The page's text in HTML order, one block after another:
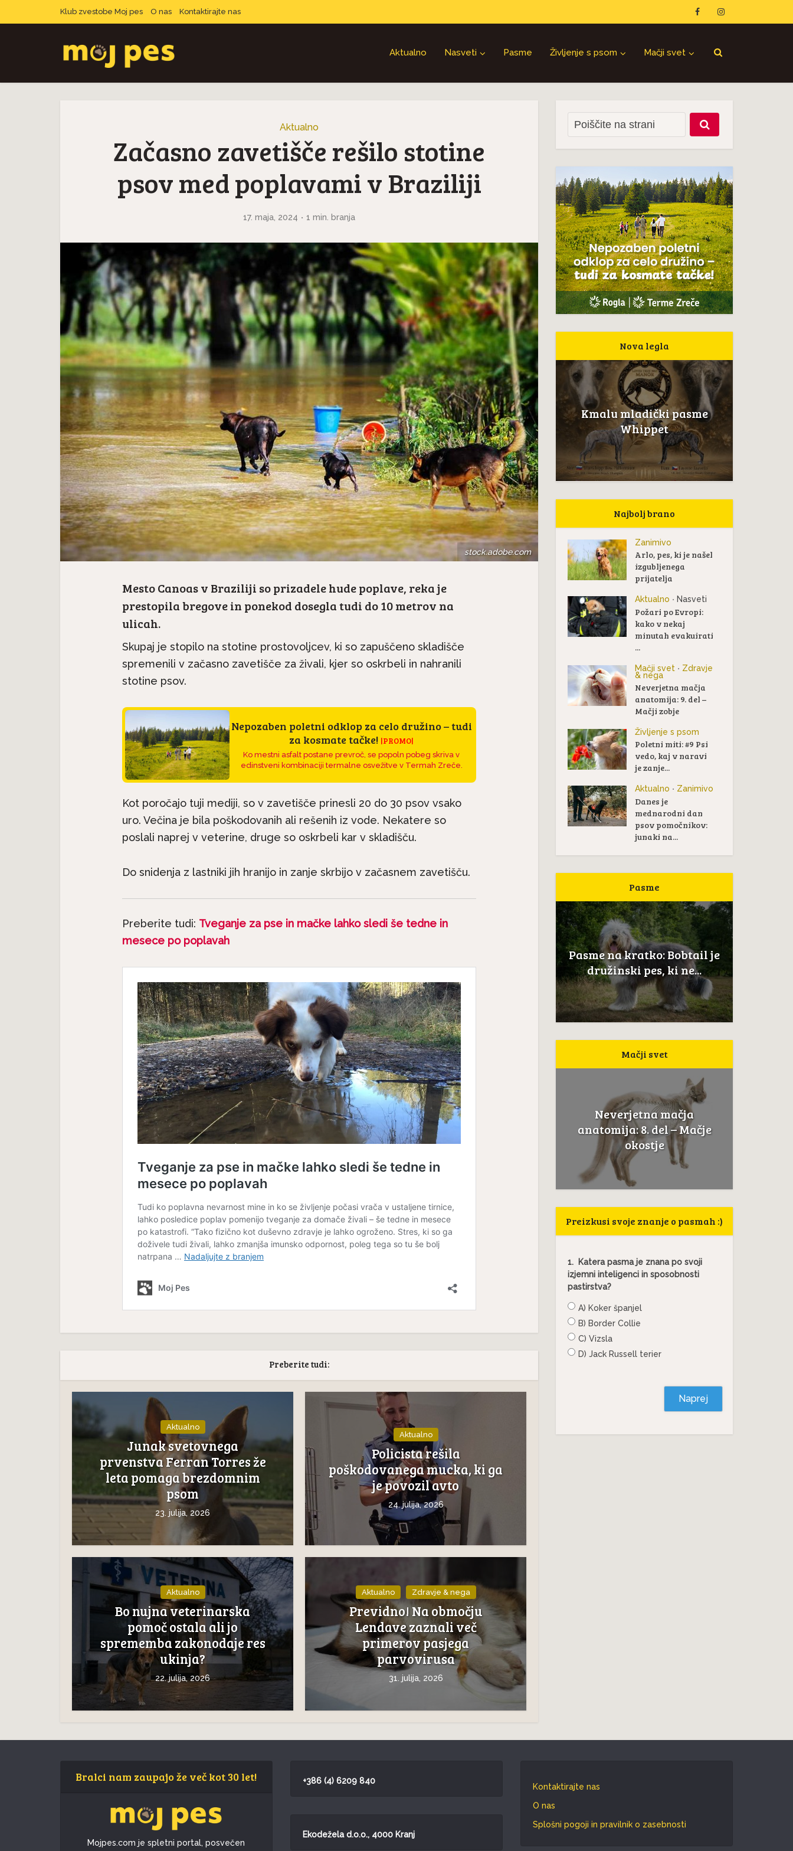
Klub zvestobe Moj pes O nas Kontaktirajte nas
Aktualno Nasveti Pasme Življenje s psom Mačji svet
Aktualno
Začasno zavetišče rešilo stotine
psov med poplavami v Braziliji
17. maja, 2024 1 min. branja
stock.adobe.com
Mesto Canoas v Braziliji so prizadele hude poplave, reka je
prestopila bregove in ponekod dosegla tudi do 10 metrov na
ulicah.
Skupaj je stopilo na stotine prostovoljcev, ki so zapuščeno skladišče
spremenili v začasno zavetišče za živali, kjer so oskrbeli in nahranili
stotine psov.
Nepozaben poletni odklop za celo družino – tudi
za kosmate tačke! |PROMO|
Ko mestni asfalt postane prevroč, se popoln pobeg skriva v
edinstveni kombinaciji termalne osvežitve v Termah Zreče.
Kot poročajo tuji mediji, so v zavetišče prinesli 20 do 30 psov vsako
uro. Večina je bila poškodovanih ali rešenih iz vode. Nekatere so
poslali naprej v veterine, druge so oskrbeli kar v skladišču.
Do snidenja z lastniki jih hranijo in zanje skrbijo v začasnem zavetišču.
Preberite tudi: Tveganje za pse in mačke lahko sledi še tedne in
mesece po poplavah
Preberite tudi:
Aktualno
Junak svetovnega
prvenstva Ferran Torres že
leta pomaga brezdomnim
psom
23. julija, 2026
Aktualno
Policista rešila
poškodovanega mucka, ki ga
je povozil avto
24. julija, 2026
Aktualno
Bo nujna veterinarska
pomoč ostala ali jo
sprememba zakonodaje res
ukinja?
22. julija, 2026
Aktualno Zdravje & nega
Previdno! Na območju
Lendave zaznali več
primerov pasjega
parvovirusa
31. julija, 2026
Nova legla
Kmalu mladički pasme
Whippet
Najbolj brano
Zanimivo
Arlo, pes, ki je našel
izgubljenega
prijatelja
Aktualno • Nasveti
Požari po Evropi:
kako v nekaj
minutah evakuirati
...
Mačji svet • Zdravje
& nega
Neverjetna mačja
anatomija: 9. del –
Mačji zobje
Življenje s psom
Poletni miti: #9 Psi
vedo, kaj v naravi
je zanje...
Aktualno • Zanimivo
Danes je
mednarodni dan
psov pomočnikov:
junaki na...
Pasme
Havanski bišon, majhen...
Pasme na kratko: Irski
si vedno želi biti skupaj...
Pasme na kratko: Bobtail je
družinski pes, ki ne...
Mačji svet
Neverjetna mačja
anatomija: 7. del – Mačji rep
Neverjetna mačja
anatomija: 9. del – Mačji
zobje
Le še do konca avgusta
popolne subvencije za...
Neverjetna mačja
anatomija: 8. del – Mačje
okostje
Preizkusi svoje znanje o pasmah :)
1.
Katera pasma je znana po svoji
izjemni inteligenci in sposobnosti
pastirstva?
A) Koker španjel
B) Border Collie
C) Vizsla
D) Jack Russell terier
Naprej
Bralci nam zaupajo že več kot 30 let!
Mojpes.com je spletni portal, posvečen
+386 (4) 6209 840
Ekodežela d.o.o., 4000 Kranj
Kontaktirajte nas
O nas
Splošni pogoji in pravilnik o zasebnosti